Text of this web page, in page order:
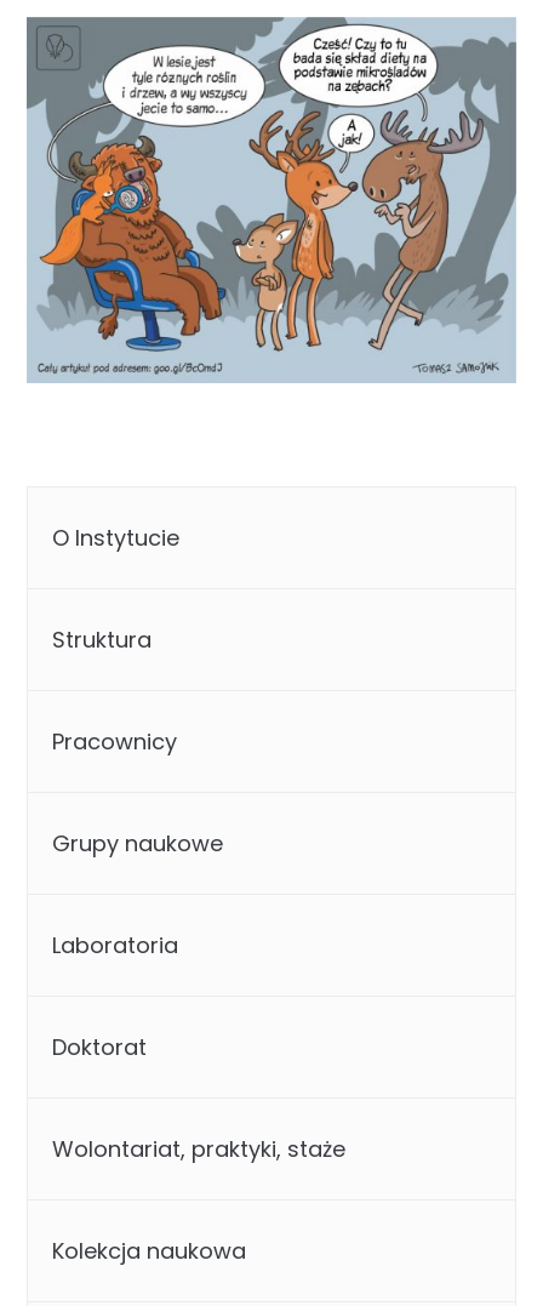
O Instytucie
Struktura
Pracownicy
Grupy naukowe
Laboratoria
Doktorat
Wolontariat, praktyki, staże
Kolekcja naukowa